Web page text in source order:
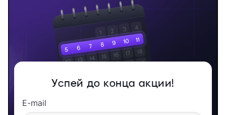
Успей до конца акции!
E-mail